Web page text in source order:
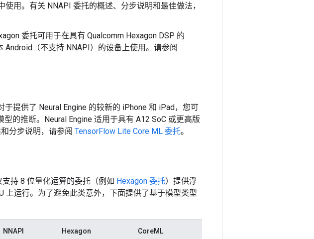
用。有关 NNAPI 委托的概述、分步说明和最佳做法，
委托可用于在具有 Qualcomm Hexagon DSP 的
（不支持 NNAPI）的设备上使用。请参阅
于提供了 Neural Engine 的较新的 iPhone 和 iPad，您可
的推断。Neural Engine 适用于具有 A12 SoC 或更高版
分步说明，请参阅 TensorFlow Lite Core ML 委托。
持 8 位量化运算的委托（例如 Hexagon 委托）提供浮
上运行。为了避免此类意外，下面提供了基于模型类型
NNAPI Hexagon CoreML